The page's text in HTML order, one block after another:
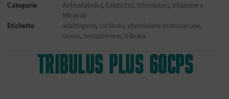
Categorie
Anticatabolici, Salutistici, Stimolatori,Vitamine e
Minerali
Etichette
adattogeno, cortisolo, stimolatore testosterone,
stress, testosterone, tribulus
TRIBULUS PLUS 60cps